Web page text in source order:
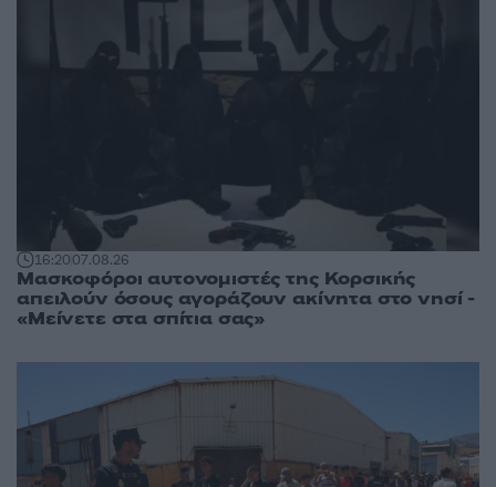
16:2007.08.26
Μασκοφόροι αυτονομιστές της Κορσικής
απειλούν όσους αγοράζουν ακίνητα στο νησί -
«Μείνετε στα σπίτια σας»